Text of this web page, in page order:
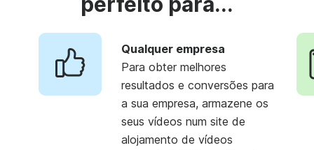
Qualquer empresa
Para obter melhores
resultados e conversões para
a sua empresa, armazene os
seus vídeos num site de
alojamento de vídeos